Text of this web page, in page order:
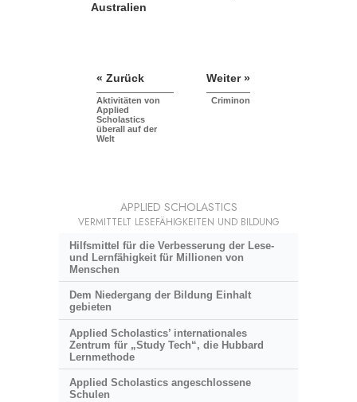
Australien
« Zurück
Aktivitäten von
Applied
Scholastics
überall auf der
Welt
Weiter »
Criminon
APPLIED SCHOLASTICS
VERMITTELT LESEFÄHIGKEITEN UND BILDUNG
Hilfsmittel für die Verbesserung der Lese-
und Lernfähigkeit für Millionen von
Menschen
Dem Niedergang der Bildung Einhalt
gebieten
Applied Scholastics’ internationales
Zentrum für „Study Tech“, die Hubbard
Lernmethode
Applied Scholastics angeschlossene
Schulen